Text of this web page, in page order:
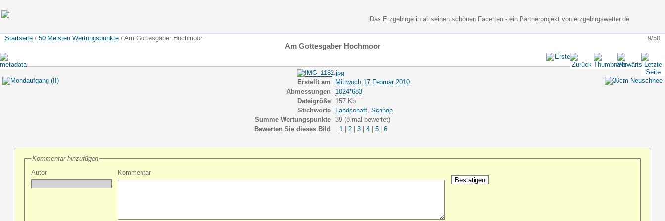
Das Erzgebirge in all seinen schönen Facetten - ein Partnerprojekt von erzgebirgswetter.de
Startseite / 50 Meisten Wertungspunkte / Am Gottesgaber Hochmoor 9/50
Am Gottesgaber Hochmoor
Erstellt am
Mittwoch 17 Februar 2010
Abmessungen
1024*683
Dateigröße
157 Kb
Stichworte
Landschaft, Schnee
Summe Wertungspunkte
39 (8 mal bewertet)
Bewerten Sie dieses Bild
| | | | |
Kommentar hinzufügen
Autor
Kommentar